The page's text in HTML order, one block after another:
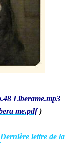
Liberame.mp3
me.pdf)
Dernière lettre de la